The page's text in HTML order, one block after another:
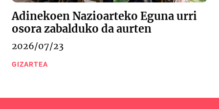
Adinekoen Nazioarteko Eguna urri
osora zabalduko da aurten
2026/07/23
GIZARTEA